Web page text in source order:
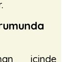
içinde